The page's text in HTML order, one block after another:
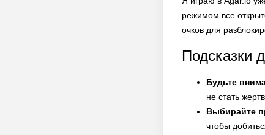
режимом все
очков для
Подсказки
Будьте
не стать
Выбирайте
чтобы